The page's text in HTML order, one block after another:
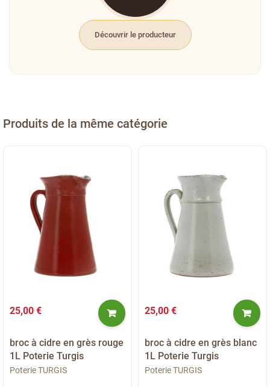
Découvrir le producteur
Produits de la même catégorie
25,00 €
broc à cidre en grès rouge
1L Poterie Turgis
Poterie TURGIS
25,00 €
broc à cidre en grès blanc
1L Poterie Turgis
Poterie TURGIS